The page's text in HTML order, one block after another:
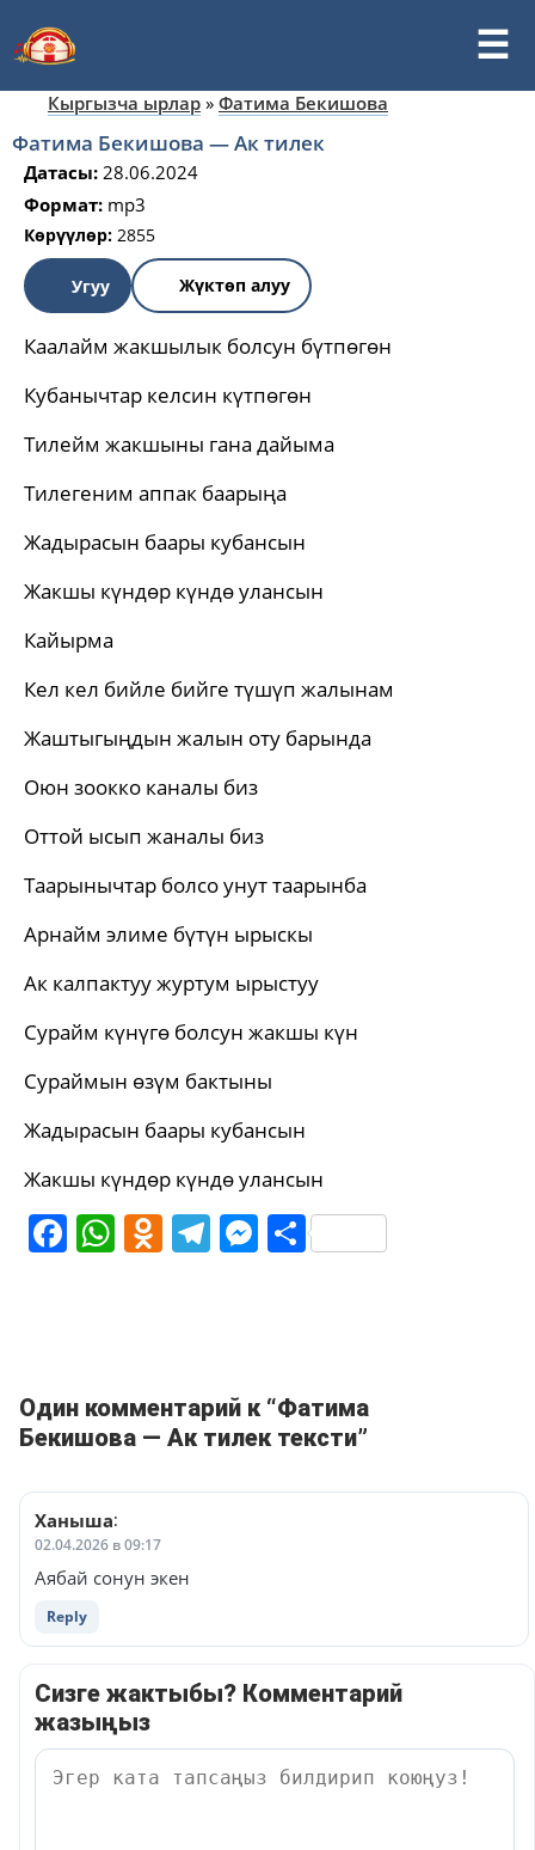
Кыргызча ырлар » Фатима Бекишова
Фатима Бекишова — Ак тилек
Датасы: 28.06.2024
Формат: mp3
Көрүүлөр: 2855
Угуу Жүктөп алуу
Каалайм жакшылык болсун бүтпөгөн
Кубанычтар келсин күтпөгөн
Тилейм жакшыны гана дайыма
Тилегеним аппак баарыңа
Жадырасын баары кубансын
Жакшы күндөр күндө улансын
Кайырма
Кел кел бийле бийге түшүп жалынам
Жаштыгыңдын жалын оту барында
Оюн зоокко каналы биз
Оттой ысып жаналы биз
Таарынычтар болсо унут таарынба
Арнайм элиме бүтүн ырыскы
Ак калпактуу журтум ырыстуу
Сурайм күнүгө болсун жакшы күн
Сураймын өзүм бактыны
Жадырасын баары кубансын
Жакшы күндөр күндө улансын
Facebook
WhatsApp
Odnoklassniki
Telegram
Messenger
Share
Один комментарий к “Фатима
Бекишова — Ак тилек тексти”
Ханыша:
02.04.2026 в 09:17
Аябай сонун экен
Reply
Сизге жактыбы? Комментарий
жазыңыз